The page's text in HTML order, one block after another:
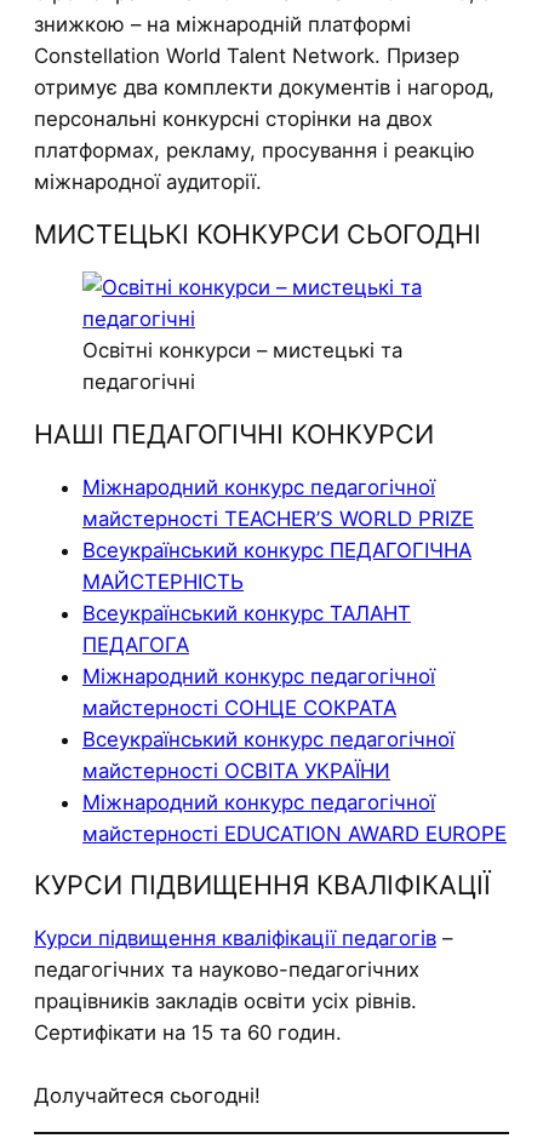
знижкою – на міжнародній платформі
Constellation World Talent Network. Призер
отримує два комплекти документів і нагород,
персональні конкурсні сторінки на двох
платформах, рекламу, просування і реакцію
міжнародної аудиторії.
МИСТЕЦЬКІ КОНКУРСИ СЬОГОДНІ
Освітні конкурси – мистецькі та
педагогічні
НАШІ ПЕДАГОГІЧНІ КОНКУРСИ
Міжнародний конкурс педагогічної
майстерності TEACHER’S WORLD PRIZE
Всеукраїнський конкурс ПЕДАГОГІЧНА
МАЙСТЕРНІСТЬ
Всеукраїнський конкурс ТАЛАНТ
ПЕДАГОГА
Міжнародний конкурс педагогічної
майстерності СОНЦЕ СОКРАТА
Всеукраїнський конкурс педагогічної
майстерності ОСВІТА УКРАЇНИ
Міжнародний конкурс педагогічної
майстерності EDUCATION AWARD EUROPE
КУРСИ ПІДВИЩЕННЯ КВАЛІФІКАЦІЇ
Курси підвищення кваліфікації педагогів –
педагогічних та науково-педагогічних
працівників закладів освіти усіх рівнів.
Сертифікати на 15 та 60 годин.
Долучайтеся сьогодні!